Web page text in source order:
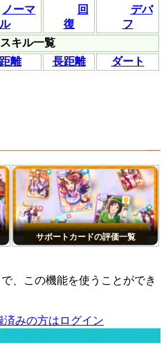
ノーマ
ル
回
復
デバ
フ
キル一覧
離 長距離
ダート
サポートカードの評価一覧
、この機能を使うことができ
済みの方はログイン